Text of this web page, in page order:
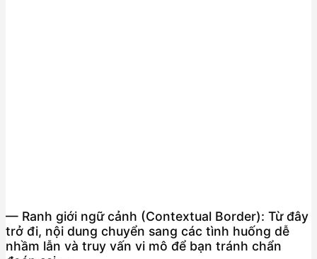
— Ranh giới ngữ cảnh (Contextual Border): Từ đây
trở đi, nội dung chuyển sang các tình huống dễ
nhầm lẫn và truy vấn vi mô để bạn tránh chẩn